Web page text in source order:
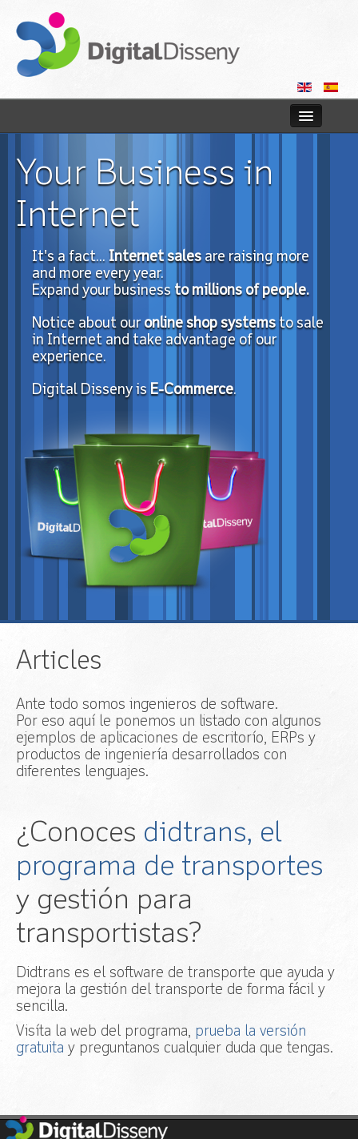
Web
Blog
Contact us
Your Business in
Internet
It's a fact... Internet salesare raising more
and more every year.
Expand your business to millions of people.
Notice about ouronline shop systemsto sale
in Internet and take advantage of our
experience.
Digital Disseny is E-Commerce.
Articles
Ante todo somos ingenieros de software.
Por eso aquí le ponemos un listado con algunos
ejemplos de aplicaciones de escritorío, ERPs y
productos de ingeniería desarrollados con
diferentes lenguajes.
¿Conoces didtrans, el
programa de transportes
y gestión para
transportistas?
Didtrans es el software de transporte que ayuda y
mejora la gestión del transporte de forma fácil y
sencilla.
Visíta la web del programa, prueba la versión
gratuita y preguntanos cualquier duda que tengas.